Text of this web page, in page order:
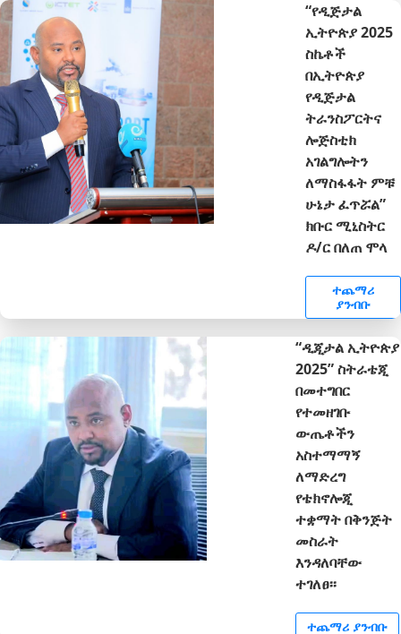
“የዲጅታል
ኢትዮጵያ 2025
ስኬቶች
በኢትዮጵያ
የዲጅታል
ትራንስፖርትና
ሎጅስቲክ
አገልግሎትን
ለማስፋፋት ምቹ
ሁኔታ ፈጥሯል”
ክቡር ሚኒስትር
ዶ/ር በለጠ ሞላ
ተጨማሪ
ያንብቡ
“ዲጂታል ኢትዮጵያ
2025” ስትራቴጂ
በመተግበር
የተመዘገቡ
ውጤቶችን
አስተማማኝ
ለማድረግ
የቴክኖሎጂ
ተቋማት በቅንጅት
መስራት
እንዳለባቸው
ተገለፀ፡፡
ተጨማሪ ያንብቡ